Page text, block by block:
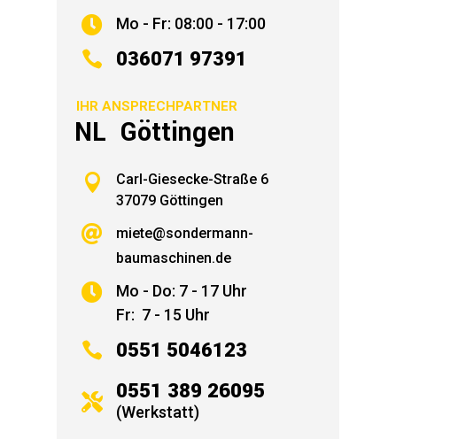
 Mo - Fr: 08:00 - 17:00
 036071 97391
IHR ANSPRECHPARTNER
NL Göttingen

Carl-Giesecke-Straße 6
37079 Göttingen

miete@sondermann-
baumaschinen.de

Mo - Do: 7 - 17 Uhr
Fr: 7 - 15 Uhr
 0551 5046123
 0551 389 26095
(Werkstatt)